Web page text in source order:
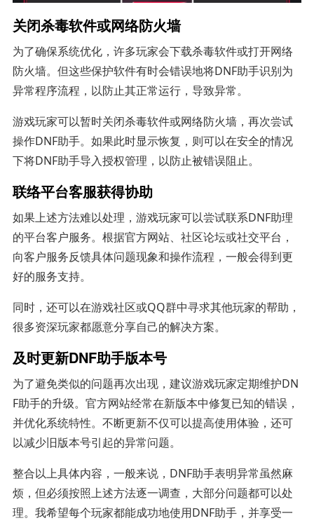
关闭杀毒软件或网络防火墙
为了确保系统优化，许多玩家会下载杀毒软件或打开网络
防火墙。但这些保护软件有时会错误地将DNF助手识别为
异常程序流程，以防止其正常运行，导致异常。
游戏玩家可以暂时关闭杀毒软件或网络防火墙，再次尝试
操作DNF助手。如果此时显示恢复，则可以在安全的情况
下将DNF助手导入授权管理，以防止被错误阻止。
联络平台客服获得协助
如果上述方法难以处理，游戏玩家可以尝试联系DNF助理
的平台客户服务。根据官方网站、社区论坛或社交平台，
向客户服务反馈具体问题现象和操作流程，一般会得到更
好的服务支持。
同时，还可以在游戏社区或QQ群中寻求其他玩家的帮助，
很多资深玩家都愿意分享自己的解决方案。
及时更新DNF助手版本号
为了避免类似的问题再次出现，建议游戏玩家定期维护DN
F助手的升级。官方网站经常在新版本中修复已知的错误，
并优化系统特性。不断更新不仅可以提高使用体验，还可
以减少旧版本号引起的异常问题。
整合以上具体内容，一般来说，DNF助手表明异常虽然麻
烦，但必须按照上述方法逐一调查，大部分问题都可以处
理。我希望每个玩家都能成功地使用DNF助手，并享受一